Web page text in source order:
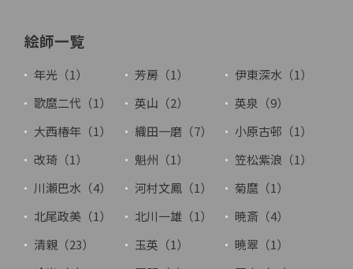
絵師一覧
年光（1） 芳房（1）
伊東深水（1）
歌麿二代（1）
英山（2）
英泉（9）
大西椿年（1）
織田一磨（7）
小原古邨（1）
改琦（1）
魁州（1）
笠松紫浪（1）
川瀬巴水（4）
河村文鳳（1）
菊麿（1）
北尾政美（1）
北川一雄（1）
暁斎（4）
清親（23）
玉英（1）
暁翠（1）